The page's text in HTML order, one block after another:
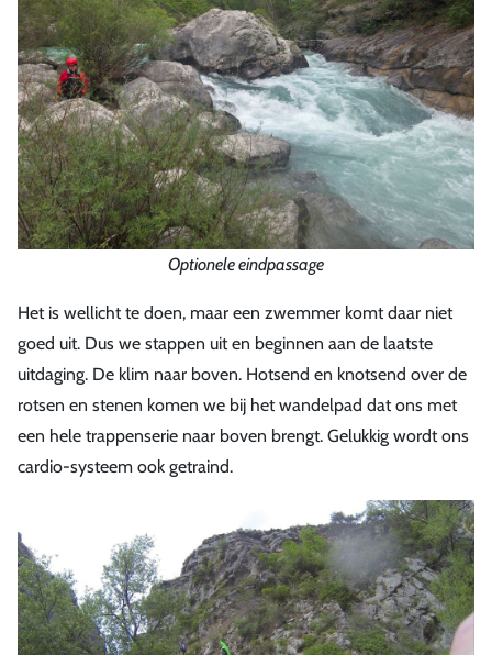
Optionele eindpassage
Het is wellicht te doen, maar een zwemmer komt daar niet
goed uit. Dus we stappen uit en beginnen aan de laatste
uitdaging. De klim naar boven. Hotsend en knotsend over de
rotsen en stenen komen we bij het wandelpad dat ons met
een hele trappenserie naar boven brengt. Gelukkig wordt ons
cardio-systeem ook getraind.